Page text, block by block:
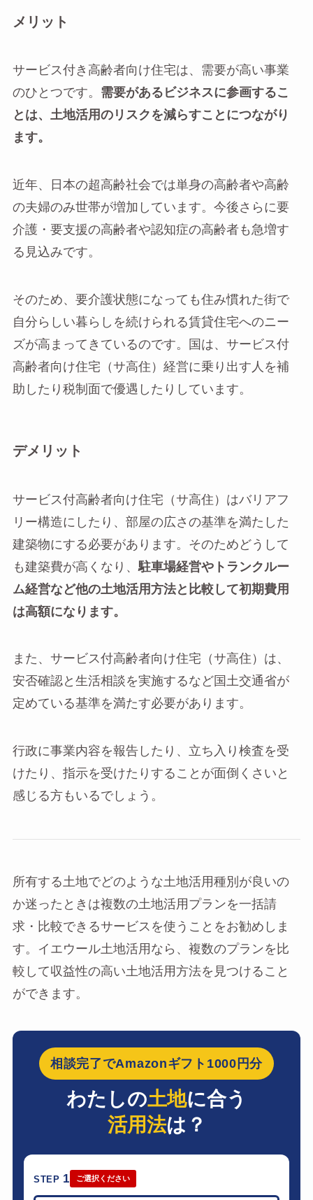
メリット
サービス付き高齢者向け住宅は、需要が高い事業
のひとつです。 需要があるビジネスに参画するこ
とは、土地活用のリスクを減らすことにつながり
ます。
近年、日本の超高齢社会では単身の高齢者や高齢
の夫婦のみ世帯が増加しています。今後さらに要
介護・要支援の高齢者や認知症の高齢者も急増す
る見込みです。
そのため、要介護状態になっても住み慣れた街で
自分らしい暮らしを続けられる賃貸住宅へのニー
ズが高まってきているのです。国は、サービス付
高齢者向け住宅（サ高住）経営に乗り出す人を補
助したり税制面で優遇したりしています。
デメリット
サービス付高齢者向け住宅（サ高住）はバリアフ
リー構造にしたり、部屋の広さの基準を満たした
建築物にする必要があります。そのためどうして
も建築費が高くなり、駐車場経営やトランクルー
ム経営など他の土地活用方法と比較して初期費用
は高額になります。
また、サービス付高齢者向け住宅（サ高住）は、
安否確認と生活相談を実施するなど国土交通省が
定めている基準を満たす必要があります。
行政に事業内容を報告したり、立ち入り検査を受
けたり、指示を受けたりすることが面倒くさいと
感じる方もいるでしょう。
所有する土地でどのような土地活用種別が良いの
か迷ったときは複数の土地活用プランを一括請
求・比較できるサービスを使うことをお勧めしま
す。イエウール土地活用なら、複数のプランを比
較して収益性の高い土地活用方法を見つけること
ができます。
相談完了でAmazonギフト1000円分
わたしの土地に合う
活用法は？
STEP 1 ご選択ください